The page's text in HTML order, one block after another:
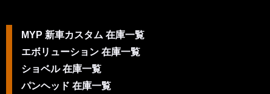
MYP 新車カスタム 在庫一覧
エボリューション 在庫一覧
ショベル 在庫一覧
パンヘッド 在庫一覧